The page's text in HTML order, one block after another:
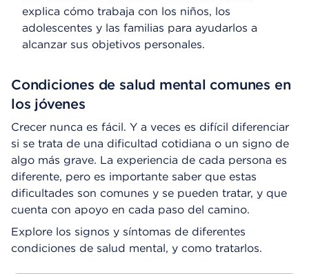
explica cómo trabaja con los niños, los
adolescentes y las familias para ayudarlos a
alcanzar sus objetivos personales.
Condiciones de salud mental comunes en
los jóvenes
Crecer nunca es fácil. Y a veces es difícil diferenciar
si se trata de una dificultad cotidiana o un signo de
algo más grave. La experiencia de cada persona es
diferente, pero es importante saber que estas
dificultades son comunes y se pueden tratar, y que
cuenta con apoyo en cada paso del camino.
Explore los signos y síntomas de diferentes
condiciones de salud mental, y como tratarlos.